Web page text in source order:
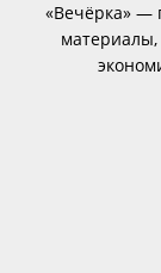
«Вечёрка» —